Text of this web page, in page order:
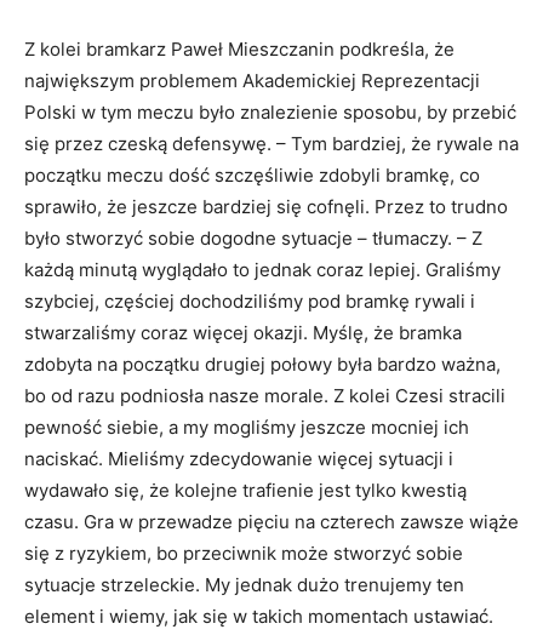
Z kolei bramkarz Paweł Mieszczanin podkreśla, że
największym problemem Akademickiej Reprezentacji
Polski w tym meczu było znalezienie sposobu, by przebić
się przez czeską defensywę. – Tym bardziej, że rywale na
początku meczu dość szczęśliwie zdobyli bramkę, co
sprawiło, że jeszcze bardziej się cofnęli. Przez to trudno
było stworzyć sobie dogodne sytuacje – tłumaczy. – Z
każdą minutą wyglądało to jednak coraz lepiej. Graliśmy
szybciej, częściej dochodziliśmy pod bramkę rywali i
stwarzaliśmy coraz więcej okazji. Myślę, że bramka
zdobyta na początku drugiej połowy była bardzo ważna,
bo od razu podniosła nasze morale. Z kolei Czesi stracili
pewność siebie, a my mogliśmy jeszcze mocniej ich
naciskać. Mieliśmy zdecydowanie więcej sytuacji i
wydawało się, że kolejne trafienie jest tylko kwestią
czasu. Gra w przewadze pięciu na czterech zawsze wiąże
się z ryzykiem, bo przeciwnik może stworzyć sobie
sytuacje strzeleckie. My jednak dużo trenujemy ten
element i wiemy, jak się w takich momentach ustawiać.